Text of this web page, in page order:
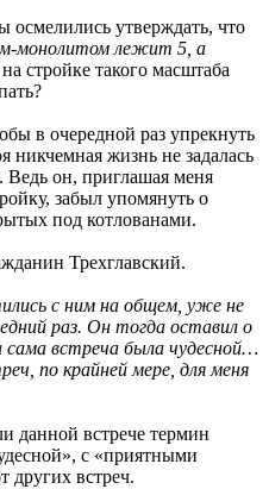
утверждать, что
монолитом лежит 5, а
стройке такого масштаба
в очередной раз упрекнуть
никчемная жизнь не задалась
Ведь он, приглашая меня
забыл упомянуть о
под котлованами.
Трехглавский.
с ним на общем, уже не
раз. Он тогда оставил о
сама встреча была чудесной…
по крайней мере, для меня
данной встрече термин
с «приятными
других встреч.